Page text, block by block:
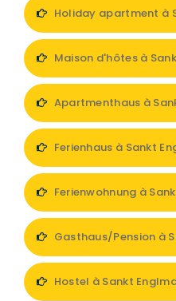
Holiday apartment à
Maison d'hôtes à
Apartmenthaus à
Ferienhaus à Sankt
Ferienwohnung à
Gasthaus/Pension à
Hostel à Sankt